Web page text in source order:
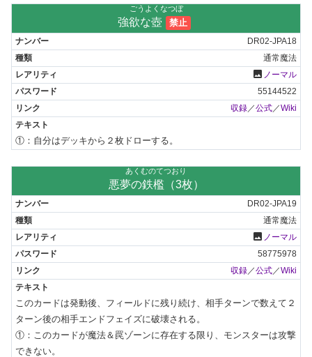
ごうよくなつぼ
強欲な壺 禁止
DR02-JPA18
通常魔法
photo ノーマル
55144522
収録／公式／Wiki
①：自分はデッキから２枚ドローする。
あくむのてつおり
悪夢の鉄檻（3枚）
DR02-JPA19
通常魔法
photo ノーマル
58775978
収録 ／公式 ／Wiki
このカードは発動後、フィールドに残り続け、相手ターンで数えて２
ターン後の相手エンドフェイズに破壊される。
①：このカードが魔法＆罠ゾーンに存在する限り、モンスターは攻撃
できない。